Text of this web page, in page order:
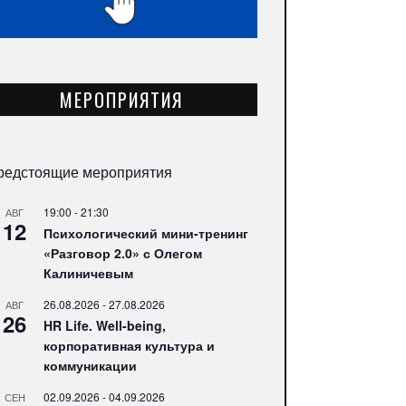
МЕРОПРИЯТИЯ
мероприятия
АВГ
12
19:00 -21:30
Психологический мини-тренинг
«Разговор 2.0» с Олегом
Калиничевым
АВГ
26
26.08.2026 -27.08.2026
HR Life. Well-being,
корпоративная культура и
коммуникации
СЕН 02.09.2026 -04.09.2026